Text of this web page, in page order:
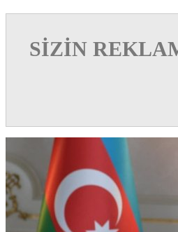
SİZİN